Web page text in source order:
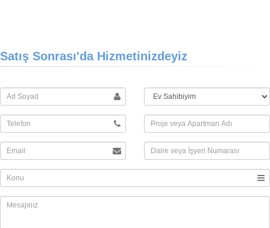
Satış Sonrası'da Hizmetinizdeyiz